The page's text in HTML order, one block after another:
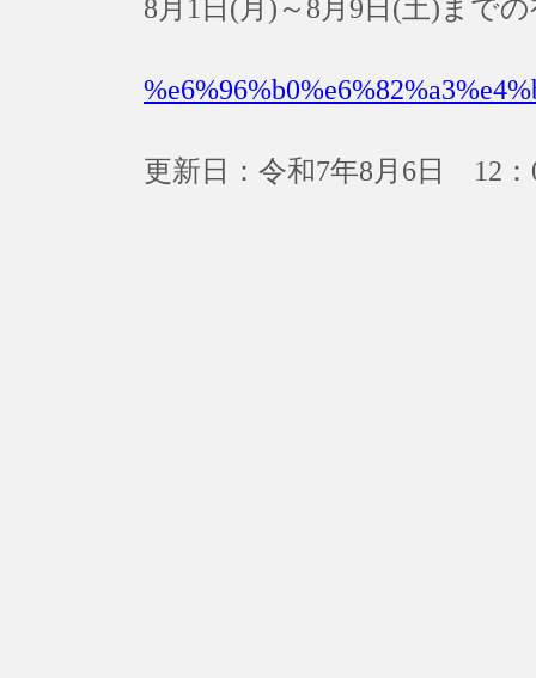
8月1日(月)～8月9日(土)まで
更新日：令和7年8月6日 12：